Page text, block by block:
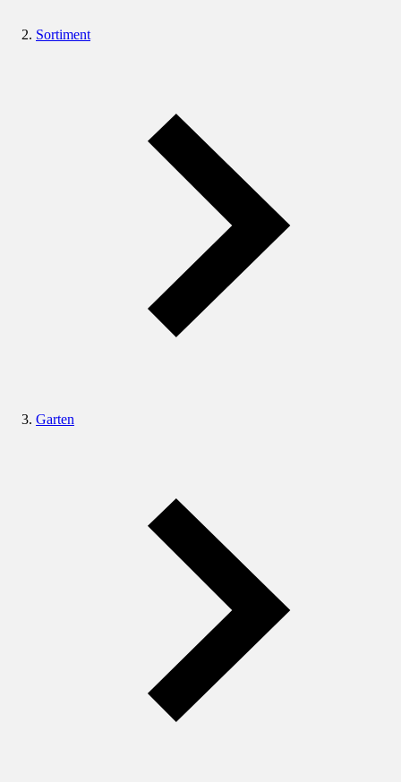
Sortiment
Garten